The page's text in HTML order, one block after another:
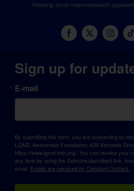
Hosting stron internetowych
Sign up for
E-mail
By submitting this form, you are consenting to
LGMD Awareness Foundation, 638 Kennedy
https://www.lgmd-info.org/. You can revoke your
any time by using the SafeUnsubscribe® link,
email. Emails are serviced by Constant Contact.